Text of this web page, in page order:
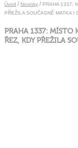
Úvod / Novinky/ PRAHA 1337:
PŘEŽILA SOUČASNĚ MATKA I
PRAHA 1337: MÍSTO
ŘEZ, KDY PŘEŽILA